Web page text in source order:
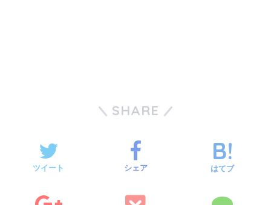
SHARE
ツイート シェア はてブ